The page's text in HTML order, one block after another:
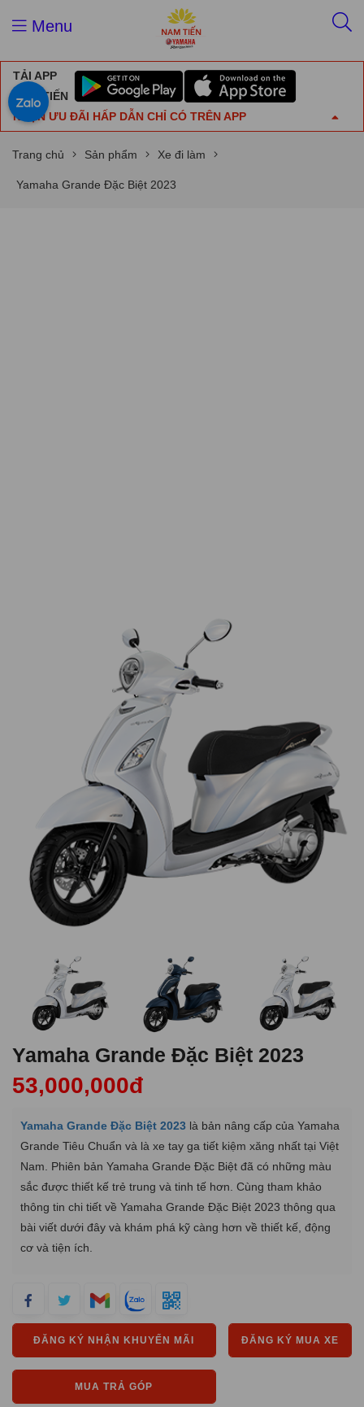
Menu
TẢI APP
NAM TIẾN
NHẬN ƯU ĐÃI HẤP DẪN CHỈ CÓ TRÊN APP
Trang chủ Sản phẩm Xe đi làm
Yamaha Grande Đặc Biệt 2023
Yamaha Grande Đặc Biệt 2023
53,000,000đ
Yamaha Grande Đặc Biệt 2023 là bản nâng cấp của Yamaha
Grande Tiêu Chuẩn và là xe tay ga tiết kiệm xăng nhất tại Việt
Nam. Phiên bản Yamaha Grande Đặc Biệt đã có những màu
sắc được thiết kế trẻ trung và tinh tế hơn. Cùng tham khảo
thông tin chi tiết về Yamaha Grande Đặc Biệt 2023 thông qua
bài viết dưới đây và khám phá kỹ càng hơn về thiết kế, động
cơ và tiện ích.
ĐĂNG KÝ NHẬN KHUYẾN MÃI ĐĂNG KÝ MUA XE
MUA TRẢ GÓP